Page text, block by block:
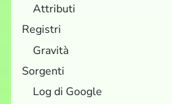
Attributi
Registri
Gravità
Sorgenti
Log di Google